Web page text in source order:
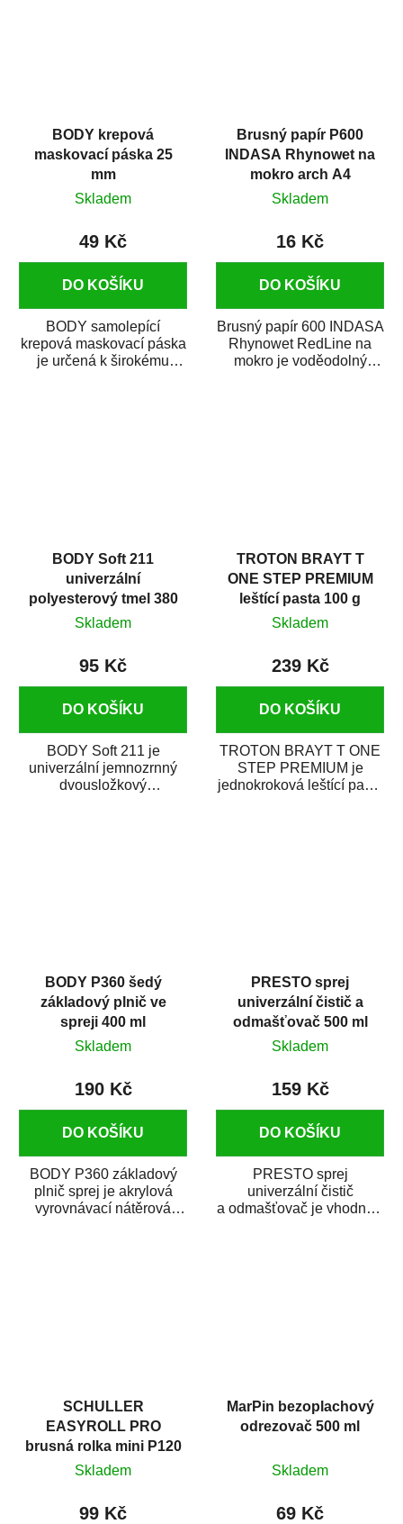
BODY krepová
maskovací páska 25
mm
Skladem
49 Kč
DO KOŠÍKU
BODY samolepící
krepová maskovací páska
je určená k širokému
Brusný papír P600
INDASA Rhynowet na
mokro arch A4
Skladem
16 Kč
DO KOŠÍKU
Brusný papír 600 INDASA
Rhynowet RedLine na
mokro je voděodolný
BODY Soft 211
univerzální
polyesterový tmel 380
g
Skladem
95 Kč
DO KOŠÍKU
BODY Soft 211 je
univerzální jemnozrnný
dvousložkový
TROTON BRAYT T
ONE STEP PREMIUM
leštící pasta 100 g
Skladem
239 Kč
DO KOŠÍKU
TROTON BRAYT T ONE
STEP PREMIUM je
jednokroková leštící pasta
BODY P360 šedý
základový plnič ve
spreji 400 ml
Skladem
190 Kč
DO KOŠÍKU
BODY P360 základový
plnič sprej je akrylová
vyrovnávací nátěrová
PRESTO sprej
univerzální čistič a
odmašťovač 500 ml
Skladem
159 Kč
DO KOŠÍKU
PRESTO sprej
univerzální čistič
a odmašťovač je vhodný k
SCHULLER
EASYROLL PRO
brusná rolka mini P120
Skladem
99 Kč
MarPin bezoplachový
odrezovač 500 ml
Skladem
69 Kč